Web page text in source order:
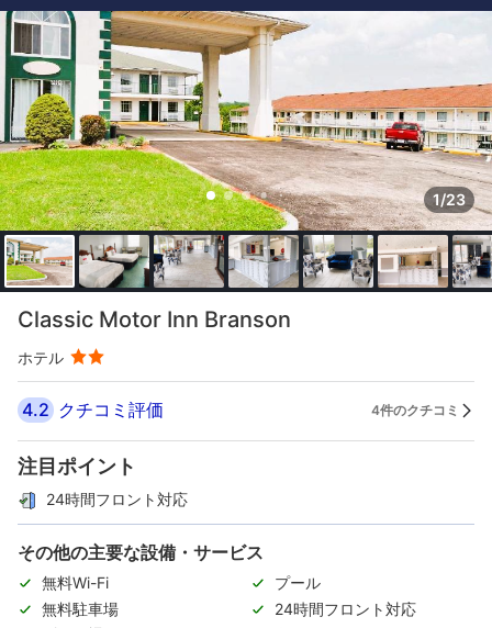
1/23
Classic Motor Inn Branson
ホテル
4.2 クチコミ評価 4件のクチコミ
注目ポイント
24時間フロント対応
その他の主要な設備・サービス
無料Wi-Fi
プール
無料駐車場
24時間フロント対応